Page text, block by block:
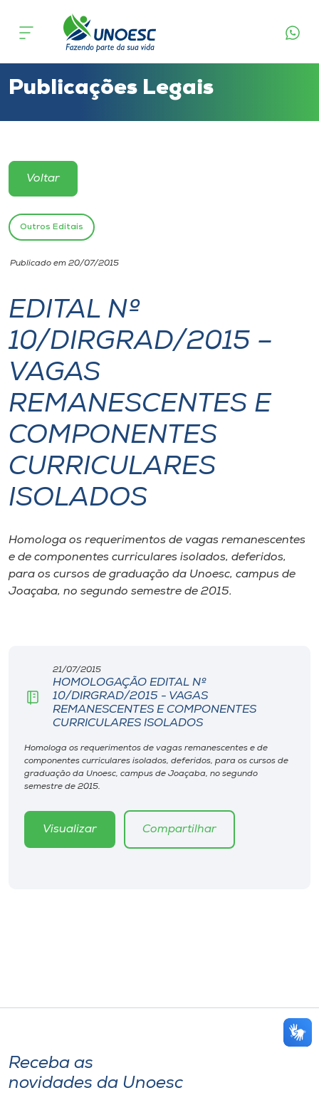
Cursos
Atendimento ao Estudante
Portal de Ensino
Unoesc
Internacionalização
I.nova
Diplomados
Cultura
CPA
Editora
Unoesc
Store
Selecione
o idioma
Publicações Legais
Voltar
Outros Editais
Publicado em 20/07/2015
EDITAL Nº
10/DIRGRAD/2015 –
VAGAS
REMANESCENTES E
COMPONENTES
CURRICULARES
ISOLADOS
Homologa os requerimentos de vagas remanescentes
e de componentes curriculares isolados, deferidos,
para os cursos de graduação da Unoesc, campus de
Joaçaba, no segundo semestre de 2015.
21/07/2015
HOMOLOGAÇÃO EDITAL Nº
10/DIRGRAD/2015 - VAGAS
REMANESCENTES E COMPONENTES
CURRICULARES ISOLADOS
Homologa os requerimentos de vagas remanescentes e de
componentes curriculares isolados, deferidos, para os cursos de
graduação da Unoesc, campus de Joaçaba, no segundo
semestre de 2015.
Visualizar Compartilhar
Receba as
novidades da Unoesc